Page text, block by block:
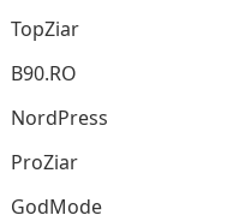
TopZiar
B90.RO
NordPress
ProZiar
GodMode